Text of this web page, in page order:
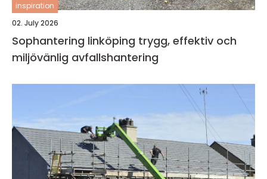
inspiration
02. July 2026
Sophantering linköping trygg, effektiv och
miljövänlig avfallshantering